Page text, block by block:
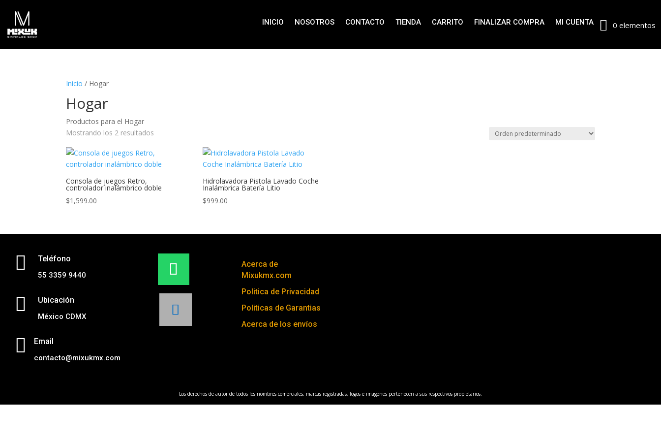
INICIO NOSOTROS CONTACTO TIENDA CARRITO FINALIZAR COMPRA MI CUENTA 0 elementos
Inicio / Hogar
Hogar
Productos para el Hogar
Mostrando los 2 resultados
Consola de juegos Retro,
controlador inalámbrico doble
$1,599.00
Hidrolavadora Pistola Lavado Coche
Inalámbrica Batería Litio
$999.00
 Teléfono
55 3359 9440
 Ubicación
México CDMX
 Email
contacto@mixukmx.com
Acerca de
Mixukmx.com
Politica de Privacidad
Politicas de Garantias
Acerca de los envíos
Los derechos de autor de todos los nombres comerciales, marcas registradas, logos e imagenes pertenecen a sus respectivos propietarios.